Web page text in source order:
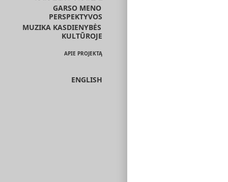
GARSO MENO
PERSPEKTYVOS
MUZIKA KASDIENYBĖS
KULTŪROJE
APIE PROJEKTĄ
ENGLISH